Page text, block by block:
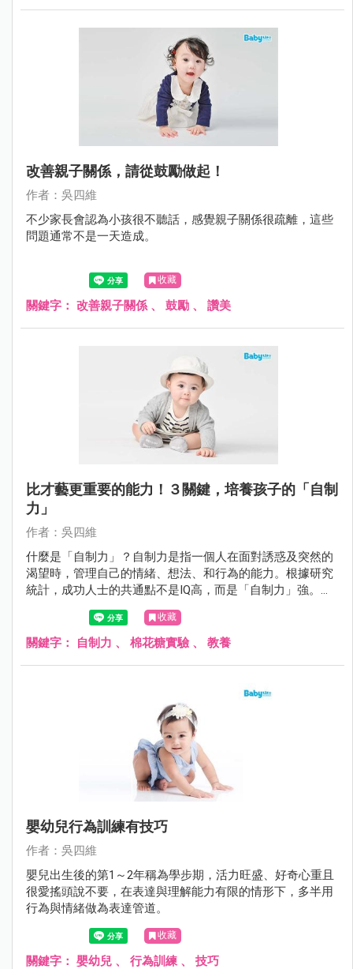
改善親子關係，請從鼓勵做起！
作者：吳四維
不少家長會認為小孩很不聽話，感覺親子關係很疏離，這些
問題通常不是一天造成。
收藏
關鍵字： 改善親子關係 、 鼓勵 、 讚美
比才藝更重要的能力！３關鍵，培養孩子的「自制
力」
作者：吳四維
什麼是「自制力」？自制力是指一個人在面對誘惑及突然的
渴望時，管理自己的情緒、想法、和行為的能力。根據研究
統計，成功人士的共通點不是IQ高，而是「自制力」強。如
何從小培養？
收藏
關鍵字： 自制力 、 棉花糖實驗、 教養
嬰幼兒行為訓練有技巧
作者：吳四維
嬰兒出生後的第1～2年稱為學步期，活力旺盛、好奇心重且
很愛搖頭說不要，在表達與理解能力有限的情形下，多半用
行為與情緒做為表達管道。
收藏
關鍵字： 嬰幼兒 、 行為訓練 、 技巧